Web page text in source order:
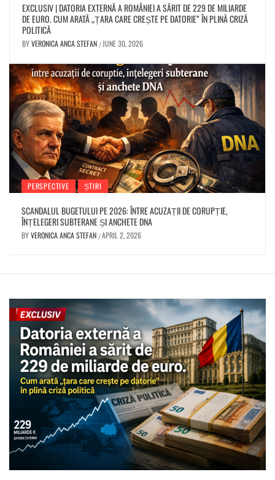
EXCLUSIV | DATORIA EXTERNĂ A ROMÂNIEI A SĂRIT DE 229 DE MILIARDE
DE EURO. CUM ARATĂ „ȚARA CARE CREȘTE PE DATORIE” ÎN PLINĂ CRIZĂ
POLITICĂ
BYVERONICA ANCA STEFAN / JUNE 30, 2026
PERSPECTIVE ȘTIRI
SCANDALUL BUGETULUI PE 2026: ÎNTRE ACUZAȚII DE CORUPȚIE,
ÎNȚELEGERI SUBTERANE ȘI ANCHETE DNA
BYVERONICA ANCA STEFAN /APRIL 2, 2026